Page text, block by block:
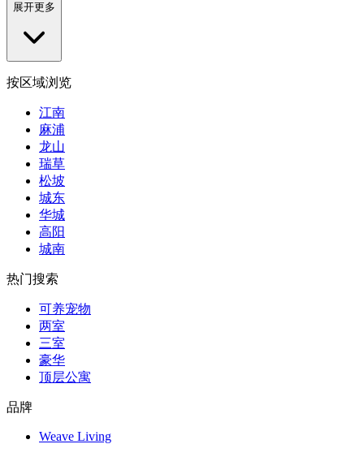
展开更多
按区域浏览
江南
麻浦
龙山
瑞草
松坡
城东
华城
高阳
城南
热门搜索
可养宠物
两室
三室
豪华
顶层公寓
品牌
Weave Living